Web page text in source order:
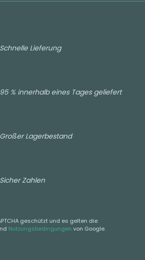
Schnelle Lieferung
95 % innerhalb eines Tages geliefert
Großer Lagerbestand
Sicher Zahlen
geschützt und es gelten die
Nutzungsbedingungen von Google.